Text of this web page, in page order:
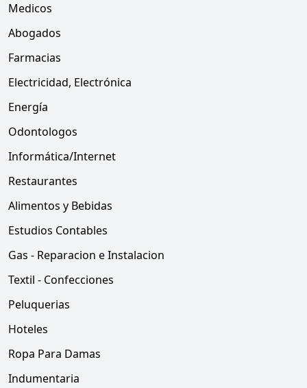
Medicos
Abogados
Farmacias
Electricidad, Electrónica
Energía
Odontologos
Informática/Internet
Restaurantes
Alimentos y Bebidas
Estudios Contables
Gas - Reparacion e Instalacion
Textil - Confecciones
Peluquerias
Hoteles
Ropa Para Damas
Indumentaria